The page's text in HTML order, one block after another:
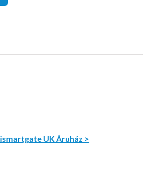
ismartgate UK Áruház >